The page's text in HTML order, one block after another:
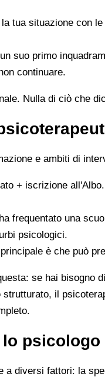
tua situazione con
suo primo
continuare.
Nulla di ciò che
e ambiti di
+ iscrizione
frequentato una
psicologici.
è che può
se hai bisogno
il
psicologo
diversi fattori: la